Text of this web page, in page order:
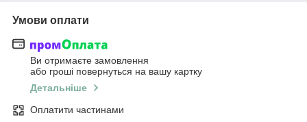
Умови оплати
Ви отримаєте замовлення
або гроші повернуться на вашу картку
Детальніше
Оплатити частинами